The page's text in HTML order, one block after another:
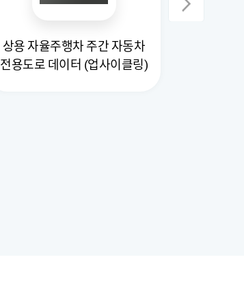
상용 자율주행차 주간 자동차
전용도로 데이터 (업사이클링)